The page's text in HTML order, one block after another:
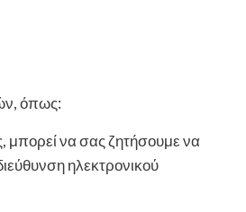
όπως:
μπορεί να σας ζητήσουμε να
ηλεκτρονικού